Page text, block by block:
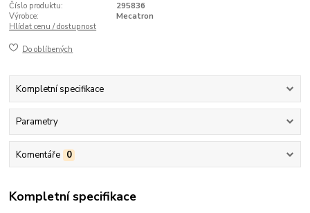
Číslo produktu:
295836
Výrobce:
Mecatron
Hlídat cenu / dostupnost
Do oblíbených
Kompletní specifikace
Parametry
Komentáře 0
Kompletní specifikace